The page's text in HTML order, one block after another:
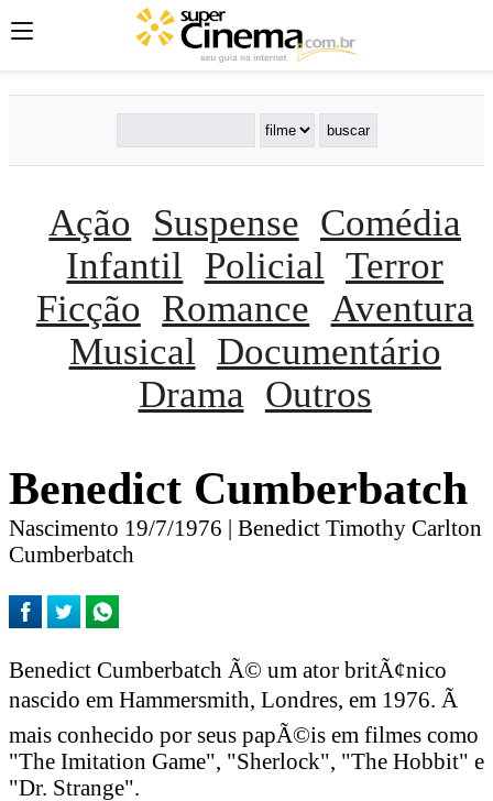
Ação Suspense Comédia
Infantil
Policial Terror
Ficção Romance Aventura
Musical
Documentário
Drama Outros
Benedict Cumberbatch
Nascimento 19/7/1976 | Benedict Timothy Carlton
Cumberbatch
Benedict Cumberbatch Ã© um ator britÃ¢nico
nascido em Hammersmith, Londres, em 1976. Ã
mais conhecido por seus papÃ©is em filmes como
"The Imitation Game", "Sherlock", "The Hobbit" e
"Dr. Strange".